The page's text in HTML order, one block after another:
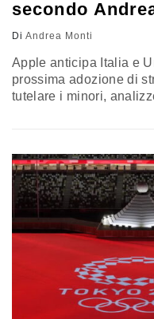
secondo
Di Andrea Monti
Apple anticipa Italia e
prossima adozione di
tutelare i minori,
all’Università di Chieti-